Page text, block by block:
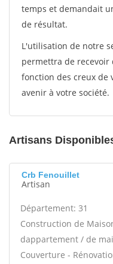
temps et demandait
de résultat.
L'utilisation de notre
permettra de recevoir
fonction des creux de
avenir à votre société.
Artisans
Crb Fenouillet
Artisan
Département: 31
Construction de
dappartement / de
Couverture -